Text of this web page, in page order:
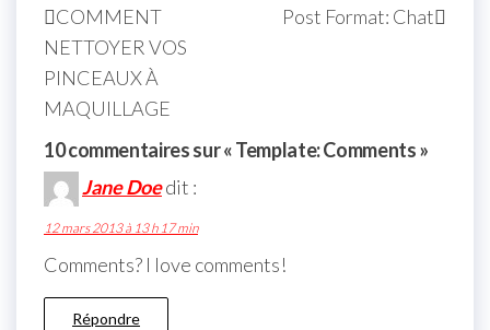
COMMENT
NETTOYER VOS
PINCEAUX À
MAQUILLAGE
Post Format: Chat
10 commentaires sur « Template: Comments »
Jane Doedit :
12 mars 2013 à 13 h 17 min
Comments? I love comments!
Répondre